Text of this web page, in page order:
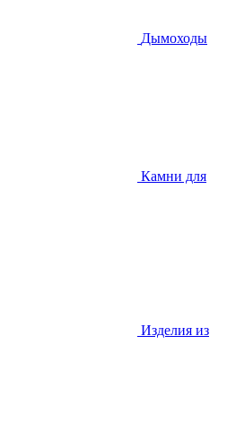
Дымоходы
Камни для
Изделия из